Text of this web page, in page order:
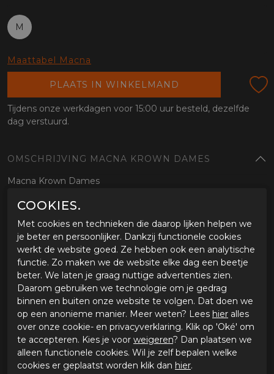
M
Maattabel Macna
PLAATS IN WINKELMAND
Tijdens onze werkdagen voor 15:00 uur besteld, dezelfde
dag verstuurd.
OMSCHRIJVING MACNA KROWN DAMES
Macna Krown Dames
Merk
Macna
Leveranciercode
1906283M101
Kleur
zwart
Materiaal buitenkant
Leer
Bestelcode
561906283m101
GERELATEERDE PRODUCTEN
COOKIES.
Met cookies en technieken die daarop lijken helpen we
je beter en persoonlijker. Dankzij functionele cookies
werkt de website goed. Ze hebben ook een analytische
functie. Zo maken we de website elke dag een beetje
beter. We laten je graag nuttige advertenties zien.
Daarom gebruiken we technologie om je gedrag
binnen en buiten onze website te volgen. Dat doen we
op een anonieme manier. Meer weten? Lees hier alles
over onze cookie- en privacyverklaring. Klik op 'Oké' om
te accepteren. Kies je voor weigeren? Dan plaatsen we
alleen functionele cookies. Wil je zelf bepalen welke
cookies er geplaatst worden klik dan hier.